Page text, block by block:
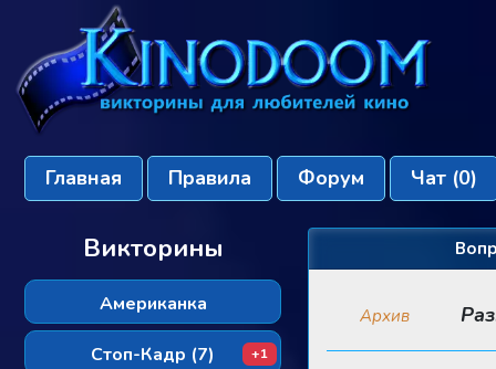
Главная Правила Форум Чат (0)
Викторины
Американка
Стоп-Кадр (7) +1
Архив